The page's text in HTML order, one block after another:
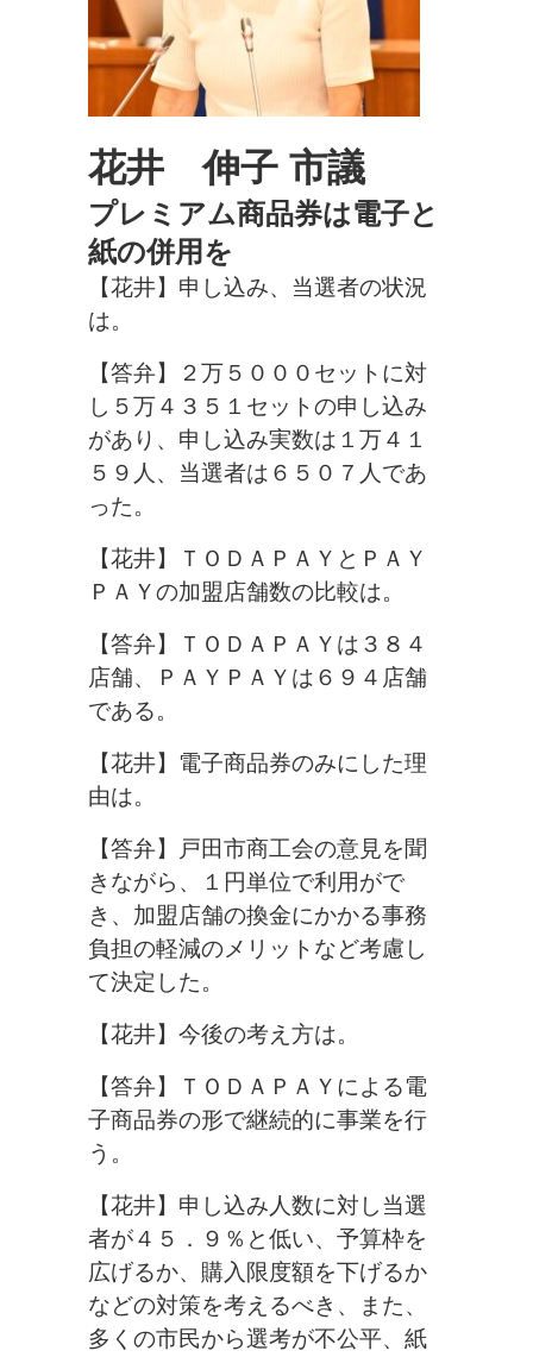
花井 伸子 市議
プレミアム商品券は電子と
紙の併用を
【花井】申し込み、当選者の状況
は。
【答弁】２万５０００セットに対
し５万４３５１セットの申し込み
があり、申し込み実数は１万４１
５９人、当選者は６５０７人であ
った。
【花井】ＴＯＤＡＰＡＹとＰＡＹ
ＰＡＹの加盟店舗数の比較は。
【答弁】ＴＯＤＡＰＡＹは３８４
店舗、ＰＡＹＰＡＹは６９４店舗
である。
【花井】電子商品券のみにした理
由は。
【答弁】戸田市商工会の意見を聞
きながら、１円単位で利用がで
き、加盟店舗の換金にかかる事務
負担の軽減のメリットなど考慮し
て決定した。
【花井】今後の考え方は。
【答弁】ＴＯＤＡＰＡＹによる電
子商品券の形で継続的に事業を行
う。
【花井】申し込み人数に対し当選
者が４５．９％と低い、予算枠を
広げるか、購入限度額を下げるか
などの対策を考えるべき、また、
多くの市民から選考が不公平、紙